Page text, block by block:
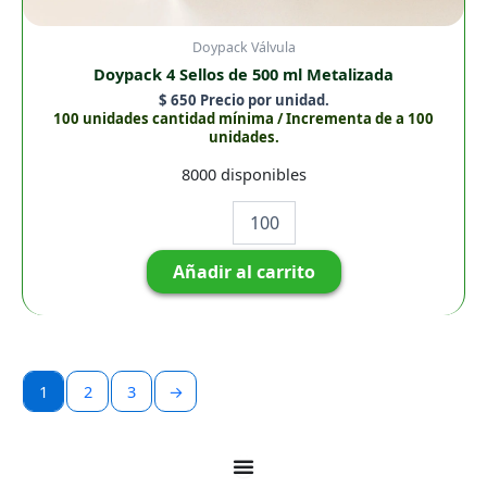
Doypack Válvula
Doypack 4 Sellos de 500 ml Metalizada
$ 650 Precio por unidad.
100 unidades cantidad mínima / Incrementa de a 100
unidades.
8000 disponibles
Añadir al carrito
1 2 3 →